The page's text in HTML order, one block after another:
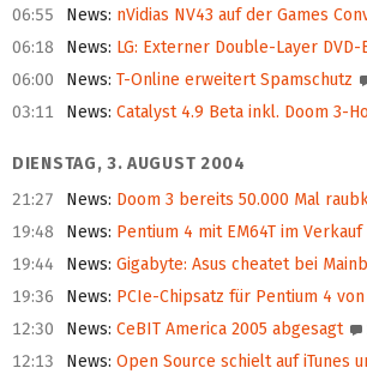
06:55 News: nVidias NV43 auf der Games
06:18 News: LG: Externer Double-Layer
06:00 News: T-Online erweitert Spamschutz
03:11 News: Catalyst 4.9 Beta inkl. Doom 3-
DIENSTAG, 3. AUGUST 2004
21:27
News: Doom 3 bereits 50.000 Mal
19:48 News: Pentium 4 mit EM64T im Verkauf
19:44 News: Gigabyte: Asus cheatet bei
19:36 News: PCIe-Chipsatz für Pentium 4 von
12:30 News: CeBIT America 2005 abgesagt
12:13 News: Open Source schielt auf iTunes